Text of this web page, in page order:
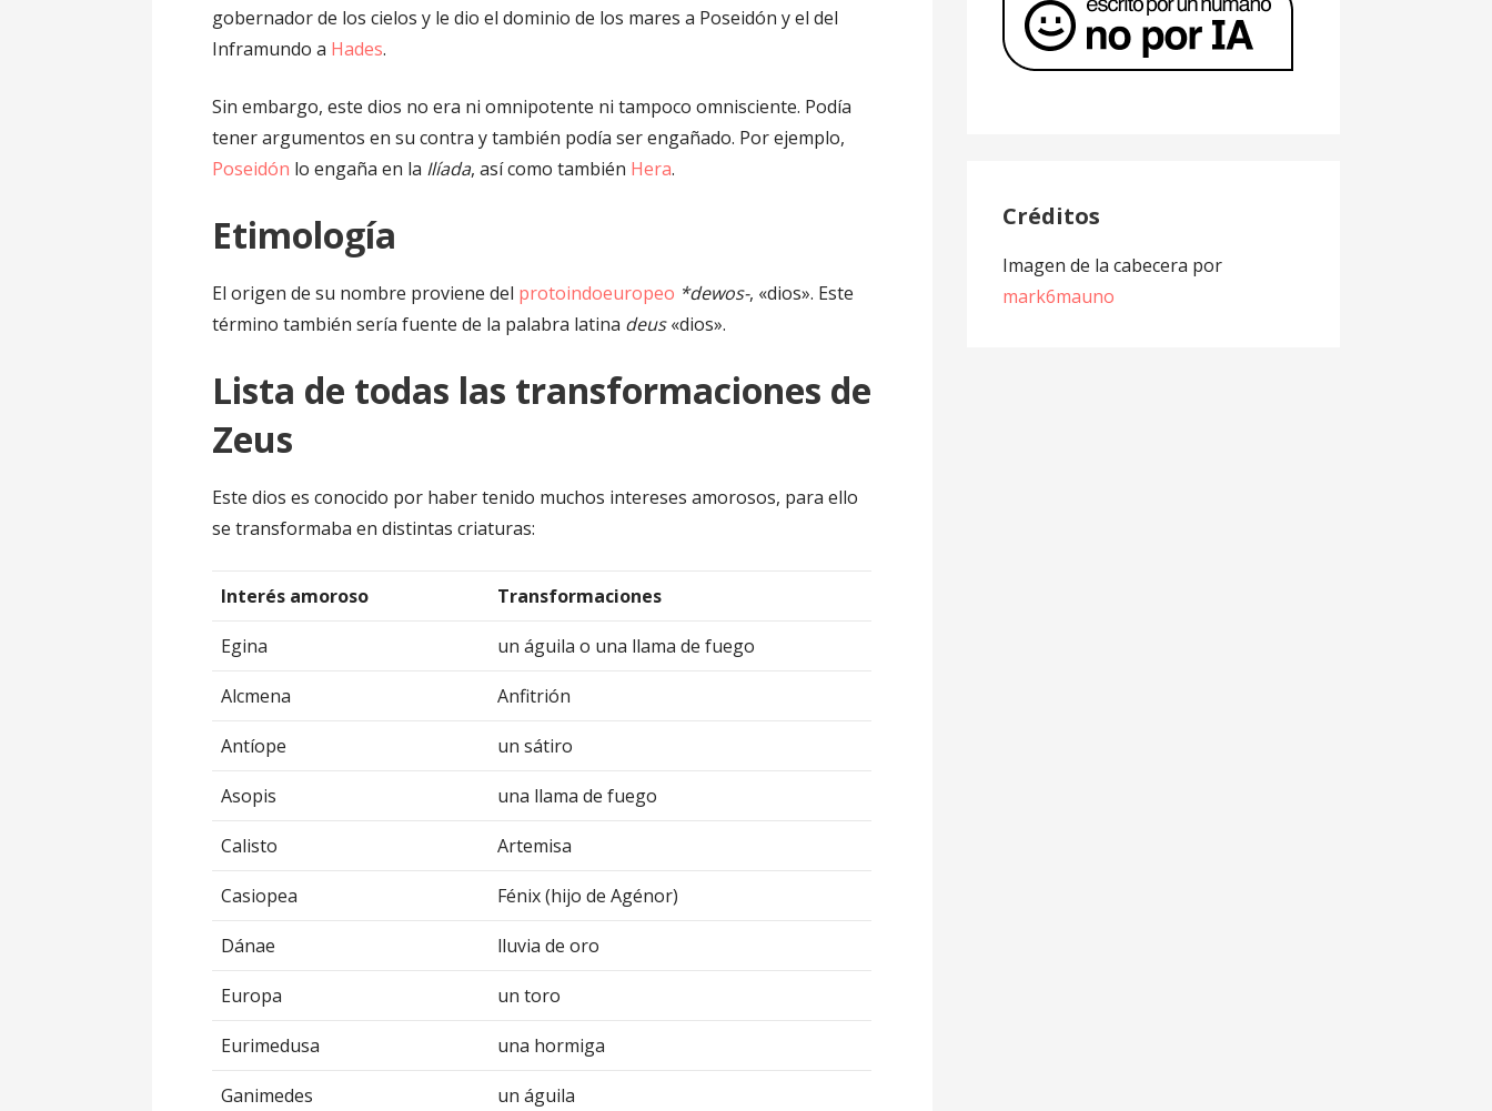
gobernador de los cielos y le dio el dominio de los mares a Poseidón y el del
Inframundo a Hades.
Sin embargo, este dios no era ni omnipotente ni tampoco omnisciente. Podía
tener argumentos en su contra y también podía ser engañado. Por ejemplo,
Poseidón lo engaña en la Ilíada, así como también Hera.
Etimología
El origen de su nombre proviene del protoindoeuropeo *dewos-, «dios». Este
término también sería fuente de la palabra latina deus«dios».
Lista de todas las transformaciones de
Zeus
Este dios es conocido por haber tenido muchos intereses amorosos, para ello
se transformaba en distintas criaturas:
Interés amoroso Transformaciones
Egina un águila o una llama de fuego
Alcmena Anfitrión
Antíope un sátiro
Asopis una llama de fuego
Calisto Artemisa
Casiopea Fénix (hijo de Agénor)
Dánae lluvia de oro
Europa un toro
Eurimedusa una hormiga
Ganimedes un águila
Créditos
Imagen de la cabecera por
mark6mauno